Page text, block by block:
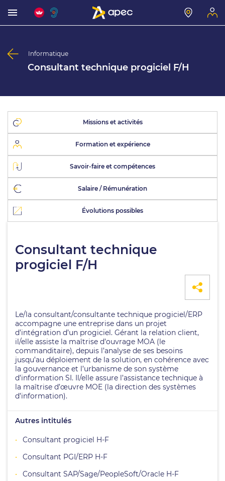
Informatique
Consultant technique progiciel F/H
Missions et activités
Formation et expérience
Savoir-faire et compétences
Salaire / Rémunération
Évolutions possibles
Consultant technique
progiciel F/H
Le/la consultant/consultante technique progiciel/ERP
accompagne une entreprise dans un projet
d’intégration d’un progiciel. Gérant la relation client,
il/elle assiste la maîtrise d’ouvrage MOA (le
commanditaire), depuis l’analyse de ses besoins
jusqu’au déploiement de la solution, en cohérence avec
la gouvernance et l’urbanisme de son système
d’information SI. Il/elle assure l’assistance technique à
la maîtrise d’œuvre MOE (la direction des systèmes
d’information).
Autres intitulés
Consultant progiciel H-F
Consultant PGI/ERP H-F
Consultant SAP/Sage/PeopleSoft/Oracle H-F